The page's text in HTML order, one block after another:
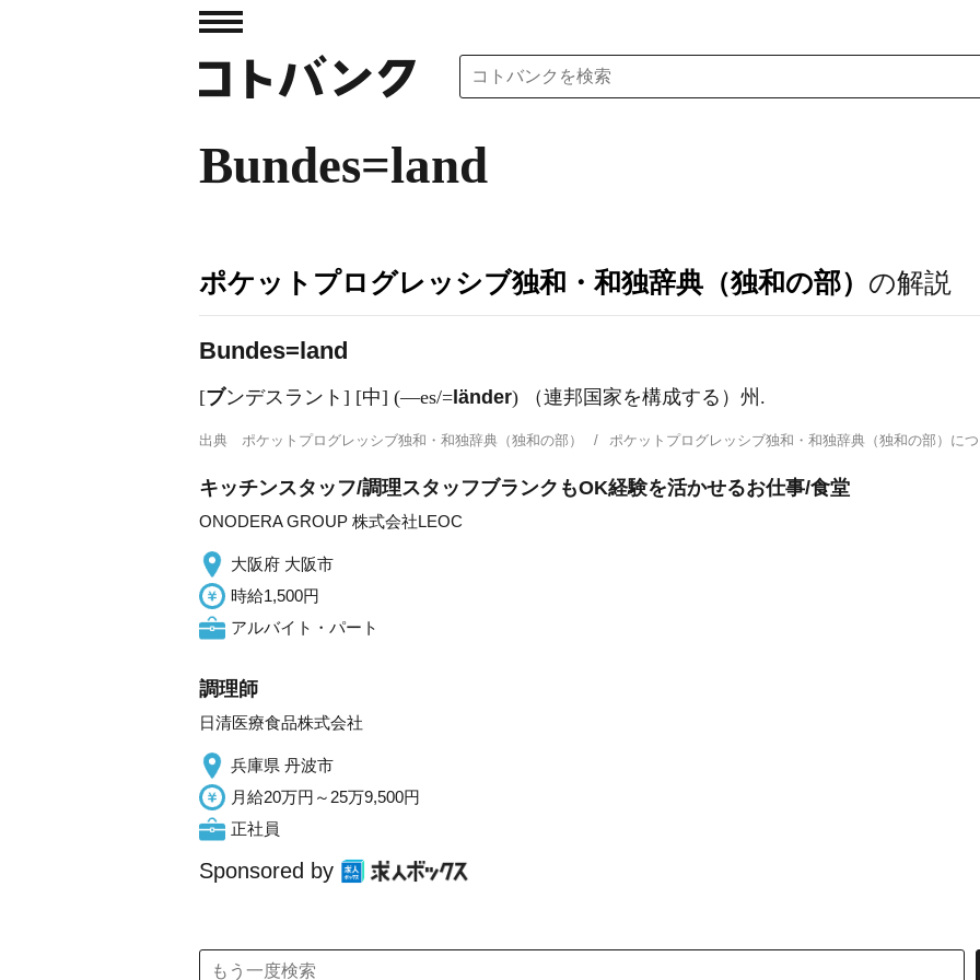
Bundes=land
ポケットプログレッシブ独和・和独辞典（独和の部） の解説
Bundes=land
[ブンデスラント] [中] (―es/= länder) （連邦国家を構成する）州.
出典 ポケットプログレッシブ独和・和独辞典（独和の部） ポケットプログレッシブ独和・和独辞典（独和の部）
キッチンスタッフ/調理スタッフブランクもOK経験を活かせるお仕事/食堂
ONODERA GROUP 株式会社LEOC
大阪府 大阪市
時給1,500円
アルバイト・パート
調理師
日清医療食品株式会社
兵庫県 丹波市
月給20万円～25万9,500円
正社員
Sponsored by